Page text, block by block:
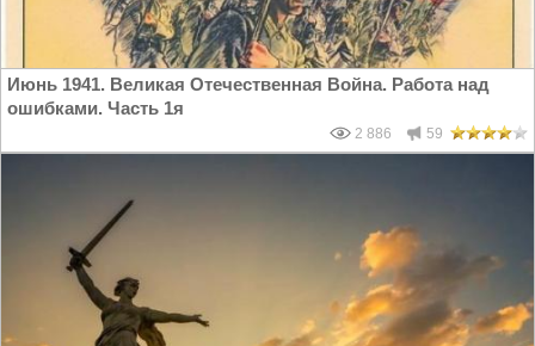
Июнь 1941. Великая Отечественная Война. Работа над
ошибками. Часть 1я
2 886 59